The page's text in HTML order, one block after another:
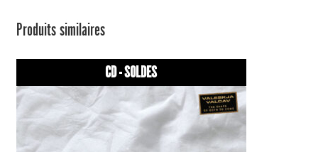
Produits similaires
CD - SOLDES